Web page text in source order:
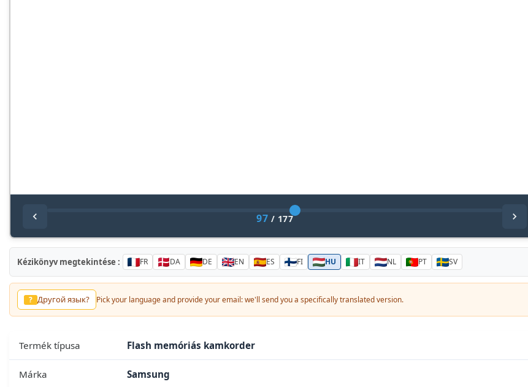
97 / 177
Kézikönyv megtekintése : FR DA DE EN ES FI HU IT NL PT SV
? Другой язык? Pick your language and provide your email: we'll send you a specifically translated version.
Termék típusa Flash memóriás kamkorder
Márka Samsung